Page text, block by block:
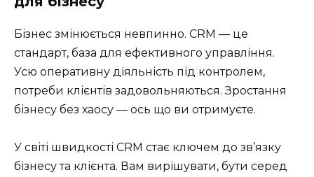
Бізнес змінюється невпинно. CRM — це
стандарт, база для ефективного управління.
Усю оперативну діяльність під контролем,
потреби клієнтів задовольняються. Зростання
бізнесу без хаосу — ось що ви отримуєте.
У світі швидкості CRM стає ключем до зв’язку
бізнесу та клієнта. Вам вирішувати, бути серед